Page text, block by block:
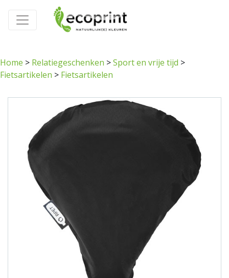
Home > Relatiegeschenken >Sport en vrije tijd >
Fietsartikelen > Fietsartikelen